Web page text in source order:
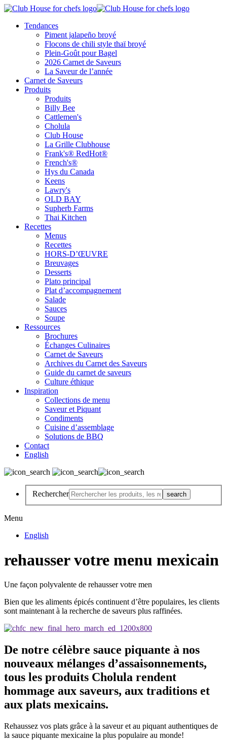
Tendances
Piment jalapeño broyé
Flocons de chili style thaï broyé
Plein-Goût pour Bagel
2026 Carnet de Saveurs
La Saveur de l’année
Carnet de Saveurs
Produits
Produits
Billy Bee
Cattlemen's
Cholula
Club House
La Grille Clubhouse
Frank's® RedHot®
French's®
Hys du Canada
Keens
Lawry's
OLD BAY
Supherb Farms
Thai Kitchen
Recettes
Menus
Recettes
HORS-D’ŒUVRE
Breuvages
Desserts
Plato principal
Plat d’accompagnement
Salade
Sauces
Soupe
Ressources
Brochures
Échanges Culinaires
Carnet de Saveurs
Archives du Carnet des Saveurs
Guide du carnet de saveurs
Culture éthique
Inspiration
Collections de menu
Saveur et Piquant
Condiments
Cuisine d’assemblage
Solutions de BBQ
Contact
English
Rechercher
Menu
English
rehausser votre menu mexicain
Une façon polyvalente de rehausser votre men
Bien que les aliments épicés continuent d’être populaires, les clients
sont maintenant à la recherche de saveurs plus raffinées.
De notre célèbre sauce piquante à nos
nouveaux mélanges d’assaisonnements,
tous les produits Cholula rendent
hommage aux saveurs, aux traditions et
aux plats mexicains.
Rehaussez vos plats grâce à la saveur et au piquant authentiques de
la sauce piquante mexicaine la plus populaire au monde!